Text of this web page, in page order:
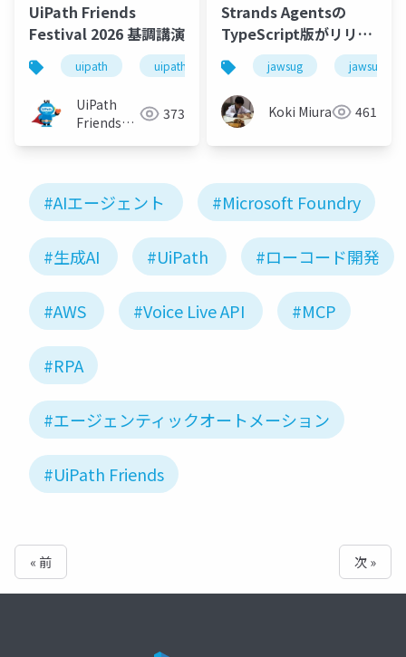
UiPath Friends
Festival 2026 基調講演
uipath uipathfriends
UiPath
Friends
373
Strands Agentsの
TypeScript版がリリー
スされたのでAmplify
でデプロイしてみた
jawsug
Koki Miura 461
#AIエージェント #Microsoft Foundry
#生成AI #UiPath #ローコード開発
#AWS #Voice Live API #MCP
#RPA
#エージェンティックオートメーション
#UiPath Friends
« 前 次 »